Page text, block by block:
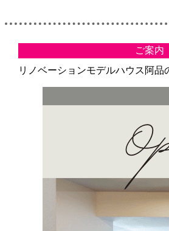
ご案内
リノベーションモデルハウス阿